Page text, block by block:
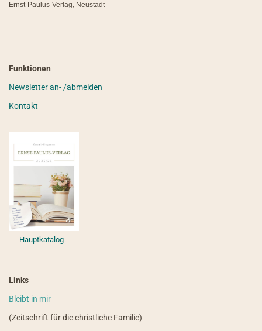
Ernst-Paulus-Verlag, Neustadt
Funktionen
Newsletter an- /abmelden
Kontakt
Hauptkatalog
Links
Bleibt in mir
(Zeitschrift für die christliche Familie)